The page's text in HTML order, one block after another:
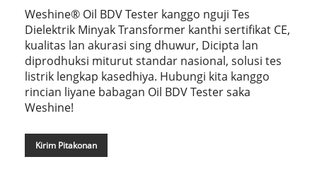
Weshine® Oil BDV Tester kanggo nguji Tes
Dielektrik Minyak Transformer kanthi sertifikat CE,
kualitas lan akurasi sing dhuwur, Dicipta lan
diprodhuksi miturut standar nasional, solusi tes
listrik lengkap kasedhiya. Hubungi kita kanggo
rincian liyane babagan Oil BDV Tester saka
Weshine!
Kirim Pitakonan